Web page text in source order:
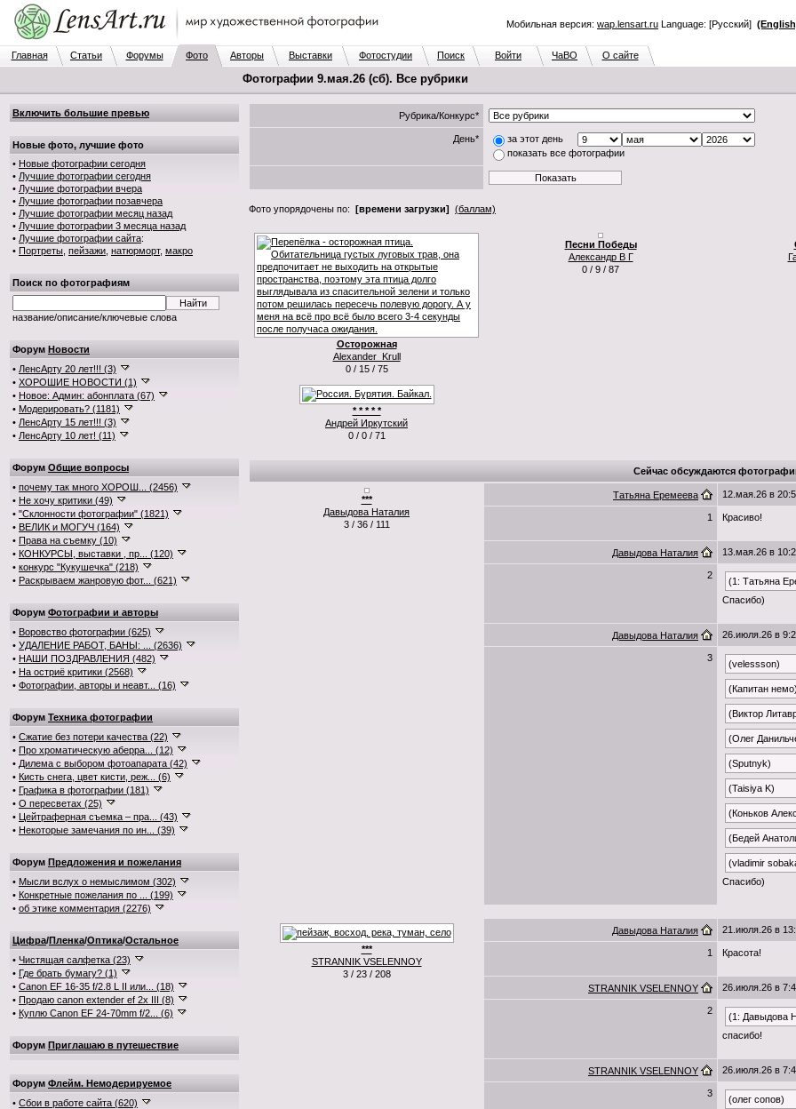
Мобильная версия: wap.lensart.ru Language: [Русский]
Главная Статьи Форумы Фото Авторы Выставки Фотостудии Поиск Войти ЧаВО О сайте
Фотографии 9.мая.26 (сб). Все рубрики
Включить большие превью
Новые фото, лучшие фото
• Новые фотографии сегодня
• Лучшие фотографии сегодня
• Лучшие фотографии вчера
• Лучшие фотографии позавчера
• Лучшие фотографии месяц назад
• Лучшие фотографии 3 месяца назад
• Лучшие фотографии сайта:
• Портреты пейзажи натюрморт, макро
Поиск по фотографиям
название/описание/ключевые слова
Форум Новости
• ЛенсАрту 20 лет!!! (3)
• ХОРОШИЕ НОВОСТИ (1)
• Новое: Админ: абонплата (67)
• Модерировать? (1181)
• ЛенсАрту 15 лет!!! (3)
• ЛенсАрту 10 лет! (11)
Форум Общие вопросы
• почему так много ХОРОШ... (2456)
• Не хочу критики (49)
• "Склонности фотографии" (1821)
• ВЕЛИК и МОГУЧ (164)
• Права на съемку (10)
• КОНКУРСЫ, выставки , пр... (120)
• конкурс "Кукушечка" (218)
• Раскрываем жанровую фот... (621)
Форум Фотографии и авторы
• Воровство фотографии (625)
• УДАЛЕНИЕ РАБОТ, БАНЫ: ... (2636)
• НАШИ ПОЗДРАВЛЕНИЯ (482)
• На остриё критики (2568)
• Фотографии, авторы и неавт... (16)
Форум Техника фотографии
• Сжатие без потери качества (22)
• Про хроматическую аберра... (12)
• Дилема с выбором фотоапарата (42)
• Кисть снега, цвет кисти, реж... (6)
• Графика в фотографии (181)
• О пересветах (25)
• Цейтраферная съемка – пра... (43)
• Некоторые замечания по ин... (39)
Форум Предложения и пожелания
• Мысли вслух о немыслимом (302)
• Конкретные пожелания по ... (199)
• об этике комментария (2276)
Цифра/Пленка/Оптика/Остальное
• Чистящая салфетка (23)
• Где брать бумагу? (1)
• Canon EF 16-35 f/2.8 L II или... (18)
• Продаю canon extender ef 2x III (8)
• Куплю Canon EF 24-70mm f/2... (6)
Форум Приглашаю в путешествие
Форум Флейм. Немодерируемое
• Сбои в работе сайта (620)
Рубрика/Конкурс*
День*
за этот день
показать все фотографии
Фото упорядочены по: [времени загрузки] (баллам)
Осторожная
Alexander_Krull
0 / 15 / 75
Песни Победы
Александр В Г
0 / 9 / 87
* * * * *
Андрей Иркутский
0 / 0 / 71
Сейчас обсуждаются
***
Давыдова Наталия
3 / 36 / 111
Татьяна Еремеева 12.мая.26 в
1 Красиво!
Давыдова Наталия 13.мая.26 в
2
(1: Татьяна
Спасибо)
Давыдова Наталия 26.июля.26 в
3
(velessson)
(Капитан немо)
(Виктор
(Олег
(Sputnyk)
(Taisiya K)
(Коньков
(Бедей
(vladimir
Спасибо)
***
STRANNIK VSELENNOY
3 / 23 / 208
Давыдова Наталия 21.июля.26 в
1 Красота!
STRANNIK VSELENNOY 26.июля.26 в
2
(1: Давыдова
спасибо!
STRANNIK VSELENNOY 26.июля.26 в
3
(олег сопов)